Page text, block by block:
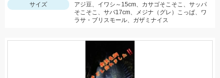
サイズ
アジ豆、イワシ～15cm、カサゴそこそこ、サッパ
そこそこ、サバ17cm、メジナ（グレ）こっぱ、ワ
ラサ・ブリスモール、ガザミナイス